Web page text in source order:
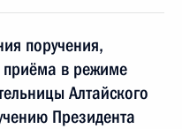
поручения,
приёма в режиме
Алтайского
Президента